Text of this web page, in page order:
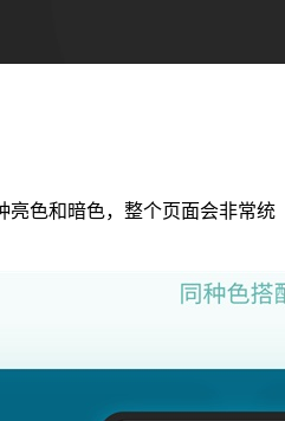
亮色和暗色，整个页面会非常统